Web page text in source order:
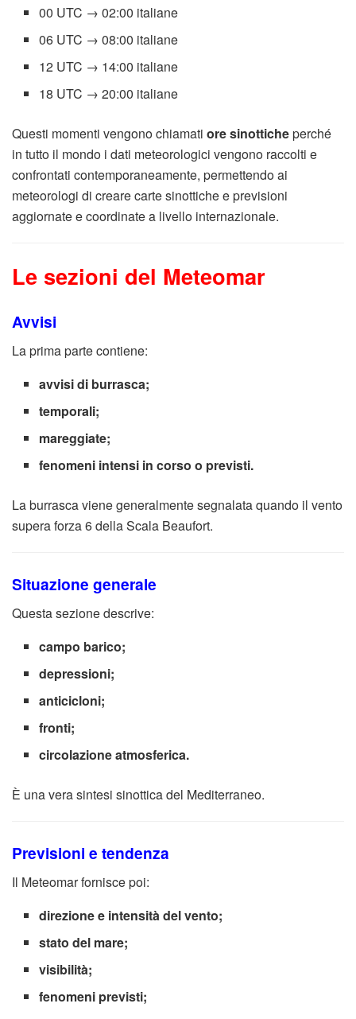
00 UTC → 02:00 italiane
06 UTC → 08:00 italiane
12 UTC → 14:00 italiane
18 UTC → 20:00 italiane
Questi momenti vengono chiamati ore sinotticheperché
in tutto il mondo i dati meteorologici vengono raccolti e
confrontati contemporaneamente, permettendo ai
meteorologi di creare carte sinottiche e previsioni
aggiornate e coordinate a livello internazionale.
Le sezioni del Meteomar
Avvisi
La prima parte contiene:
avvisi di burrasca;
temporali;
mareggiate;
fenomeni intensi in corso o previsti.
La burrasca viene generalmente segnalata quando il vento
supera forza 6 della Scala Beaufort.
Situazione generale
Questa sezione descrive:
campo barico;
depressioni;
anticicloni;
fronti;
circolazione atmosferica.
È una vera sintesi sinottica del Mediterraneo.
Previsioni e tendenza
Il Meteomar fornisce poi:
direzione e intensità del vento;
stato del mare;
visibilità;
fenomeni previsti;